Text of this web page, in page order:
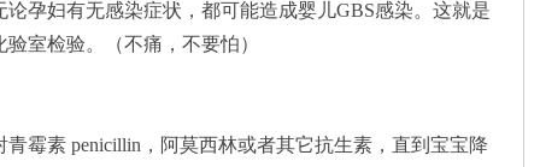
孕妇有无感染症状，都可能造成婴儿GBS感染。这就是
室检验。（不痛，不要怕）
霉素 penicillin，阿莫西林或者其它抗生素，直到宝宝降